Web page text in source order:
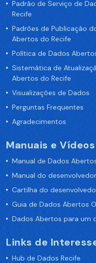
Padrão de Serviço de
Recife
Padrões de Publicação
Abertos do Recife
Política de Dados
Sistemática de
Abertos do Recife
Visualizações de Dados
Perguntas Frequentes
Agradecimentos
Manuais e Vídeos
Manual de Dados
Manual do
Cartilha do
Guia de Dados Abertos
Dados Abertos para um
Links de
Hub de Dados Recife